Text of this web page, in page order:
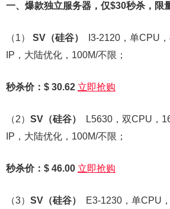
一、爆款独立服务器，仅$30秒杀，限
（1） SV （硅谷）
I3-2120，单CPU
IP，大陆优化，100M/不限；
秒杀价：$ 30.62 立即抢购
（2） SV （硅谷）
L5630，双CPU，
IP，大陆优化，100M/不限；
秒杀价：$ 46.00 立即抢购
（3） SV （硅谷）
E3-1230，单CPU